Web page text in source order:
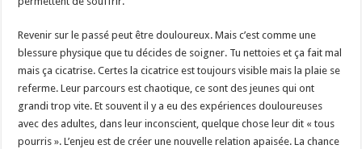
Revenir sur le passé peut être douloureux. Mais c’est comme une
blessure physique que tu décides de soigner. Tu nettoies et ça fait mal
mais ça cicatrise. Certes la cicatrice est toujours visible mais la plaie se
referme. Leur parcours est chaotique, ce sont des jeunes qui ont
grandi trop vite. Et souvent il y a eu des expériences douloureuses
avec des adultes, dans leur inconscient, quelque chose leur dit « tous
pourris ». L’enjeu est de créer une nouvelle relation apaisée. La chance